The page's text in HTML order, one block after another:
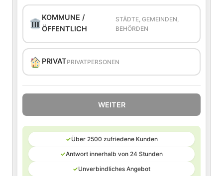
KOMMUNE /
ÖFFENTLICH
STÄDTE, GEMEINDEN,
BEHÖRDEN
PRIVATPRIVATPERSONEN
WEITER
✓Über 2500 zufriedene Kunden
✓Antwort innerhalb von 24 Stunden
✓Unverbindliches Angebot